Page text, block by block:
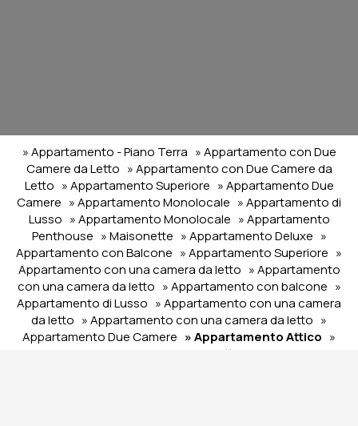
» Appartamento - Piano Terra » Appartamento con Due
Camere da Letto » Appartamento con Due Camere da
Letto » Appartamento Superiore » Appartamento Due
Camere » Appartamento Monolocale » Appartamento di
Lusso » Appartamento Monolocale » Appartamento
Penthouse » Maisonette » Appartamento Deluxe »
Appartamento con Balcone » Appartamento Superiore »
Appartamento con una camera da letto » Appartamento
con una camera da letto » Appartamento con balcone »
Appartamento di Lusso » Appartamento con una camera
da letto » Appartamento con una camera da letto »
Appartamento Due Camere » Appartamento Attico »
Appartamento con due camere da letto